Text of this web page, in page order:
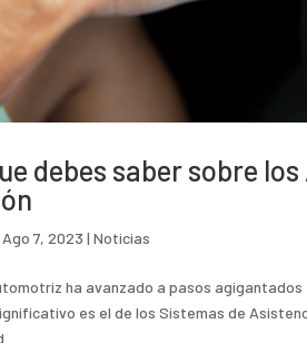
debes saber sobre
Ago 7, 2023 |Noticias
ha avanzado a pasos
es el de los Sistemas de